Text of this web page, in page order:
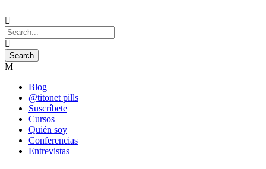
Blog
@titonet pills
Suscríbete
Cursos
Quién soy
Conferencias
Entrevistas